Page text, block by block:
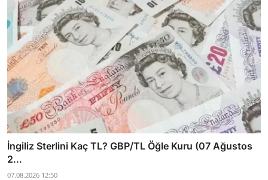
İngiliz Sterlini Kaç TL? GBP/TL Öğle Kuru (07 Ağustos
2...
07.08.2026 12:50